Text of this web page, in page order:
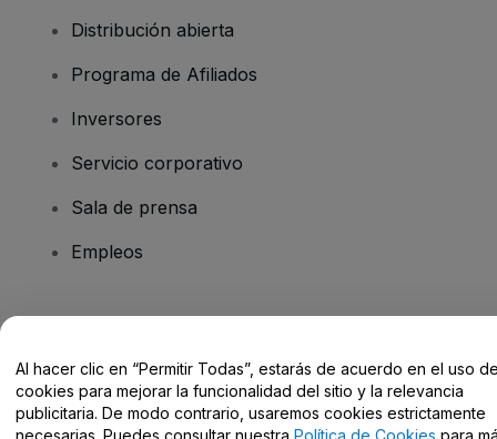
Distribución abierta
Programa de Afiliados
Inversores
Servicio corporativo
Sala de prensa
Empleos
Centro de Ayuda / Contacto
Al hacer clic en “Permitir Todas”, estarás de acuerdo en el uso
cookies para mejorar la funcionalidad del sitio y la relevancia
publicitaria. De modo contrario, usaremos cookies estrictamente
necesarias. Puedes consultar nuestra Política de Cookies para